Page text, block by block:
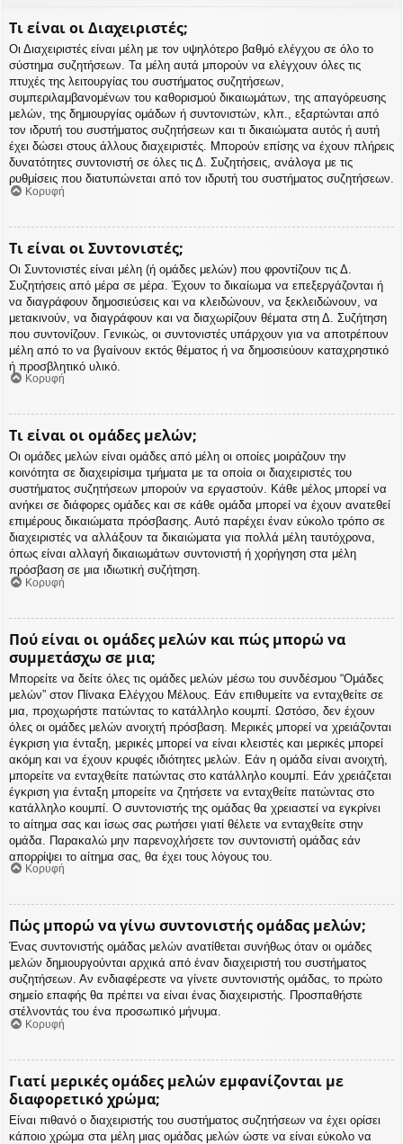
Τι είναι οι Διαχειριστές;
Οι Διαχειριστές είναι μέλη με τον υψηλότερο βαθμό ελέγχου σε όλο το
σύστημα συζητήσεων. Τα μέλη αυτά μπορούν να ελέγχουν όλες τις
πτυχές της λειτουργίας του συστήματος συζητήσεων,
συμπεριλαμβανομένων του καθορισμού δικαιωμάτων, της απαγόρευσης
μελών, της δημιουργίας ομάδων ή συντονιστών, κλπ., εξαρτώνται από
τον ιδρυτή του συστήματος συζητήσεων και τι δικαιώματα αυτός ή αυτή
έχει δώσει στους άλλους διαχειριστές. Μπορούν επίσης να έχουν πλήρεις
δυνατότητες συντονιστή σε όλες τις Δ. Συζητήσεις, ανάλογα με τις
ρυθμίσεις που διατυπώνεται από τον ιδρυτή του συστήματος συζητήσεων.
Κορυφή
Τι είναι οι Συντονιστές;
Οι Συντονιστές είναι μέλη (ή ομάδες μελών) που φροντίζουν τις Δ.
Συζητήσεις από μέρα σε μέρα. Έχουν το δικαίωμα να επεξεργάζονται ή
να διαγράφουν δημοσιεύσεις και να κλειδώνουν, να ξεκλειδώνουν, να
μετακινούν, να διαγράφουν και να διαχωρίζουν θέματα στη Δ. Συζήτηση
που συντονίζουν. Γενικώς, οι συντονιστές υπάρχουν για να αποτρέπουν
μέλη από το να βγαίνουν εκτός θέματος ή να δημοσιεύουν καταχρηστικό
ή προσβλητικό υλικό.
Κορυφή
Τι είναι οι ομάδες μελών;
Οι ομάδες μελών είναι ομάδες από μέλη οι οποίες μοιράζουν την
κοινότητα σε διαχειρίσιμα τμήματα με τα οποία οι διαχειριστές του
συστήματος συζητήσεων μπορούν να εργαστούν. Κάθε μέλος μπορεί να
ανήκει σε διάφορες ομάδες και σε κάθε ομάδα μπορεί να έχουν ανατεθεί
επιμέρους δικαιώματα πρόσβασης. Αυτό παρέχει έναν εύκολο τρόπο σε
διαχειριστές να αλλάξουν τα δικαιώματα για πολλά μέλη ταυτόχρονα,
όπως είναι αλλαγή δικαιωμάτων συντονιστή ή χορήγηση στα μέλη
πρόσβαση σε μια ιδιωτική συζήτηση.
Κορυφή
Πού είναι οι ομάδες μελών και πώς μπορώ να
συμμετάσχω σε μια;
Μπορείτε να δείτε όλες τις ομάδες μελών μέσω του συνδέσμου “Ομάδες
μελών” στον Πίνακα Ελέγχου Μέλους. Εάν επιθυμείτε να ενταχθείτε σε
μια, προχωρήστε πατώντας το κατάλληλο κουμπί. Ωστόσο, δεν έχουν
όλες οι ομάδες μελών ανοιχτή πρόσβαση. Μερικές μπορεί να χρειάζονται
έγκριση για ένταξη, μερικές μπορεί να είναι κλειστές και μερικές μπορεί
ακόμη και να έχουν κρυφές ιδιότητες μελών. Εάν η ομάδα είναι ανοιχτή,
μπορείτε να ενταχθείτε πατώντας στο κατάλληλο κουμπί. Εάν χρειάζεται
έγκριση για ένταξη μπορείτε να ζητήσετε να ενταχθείτε πατώντας στο
κατάλληλο κουμπί. Ο συντονιστής της ομάδας θα χρειαστεί να εγκρίνει
το αίτημα σας και ίσως σας ρωτήσει γιατί θέλετε να ενταχθείτε στην
ομάδα. Παρακαλώ μην παρενοχλήσετε τον συντονιστή ομάδας εάν
απορρίψει το αίτημα σας, θα έχει τους λόγους του.
Κορυφή
Πώς μπορώ να γίνω συντονιστής ομάδας μελών;
Ένας συντονιστής ομάδας μελών ανατίθεται συνήθως όταν οι ομάδες
μελών δημιουργούνται αρχικά από έναν διαχειριστή του συστήματος
συζητήσεων. Αν ενδιαφέρεστε να γίνετε συντονιστής ομάδας, το πρώτο
σημείο επαφής θα πρέπει να είναι ένας διαχειριστής. Προσπαθήστε
στέλνοντάς του ένα προσωπικό μήνυμα.
Κορυφή
Γιατί μερικές ομάδες μελών εμφανίζονται με
διαφορετικό χρώμα;
Είναι πιθανό ο διαχειριστής του συστήματος συζητήσεων να έχει ορίσει
κάποιο χρώμα στα μέλη μιας ομάδας μελών ώστε να είναι εύκολο να